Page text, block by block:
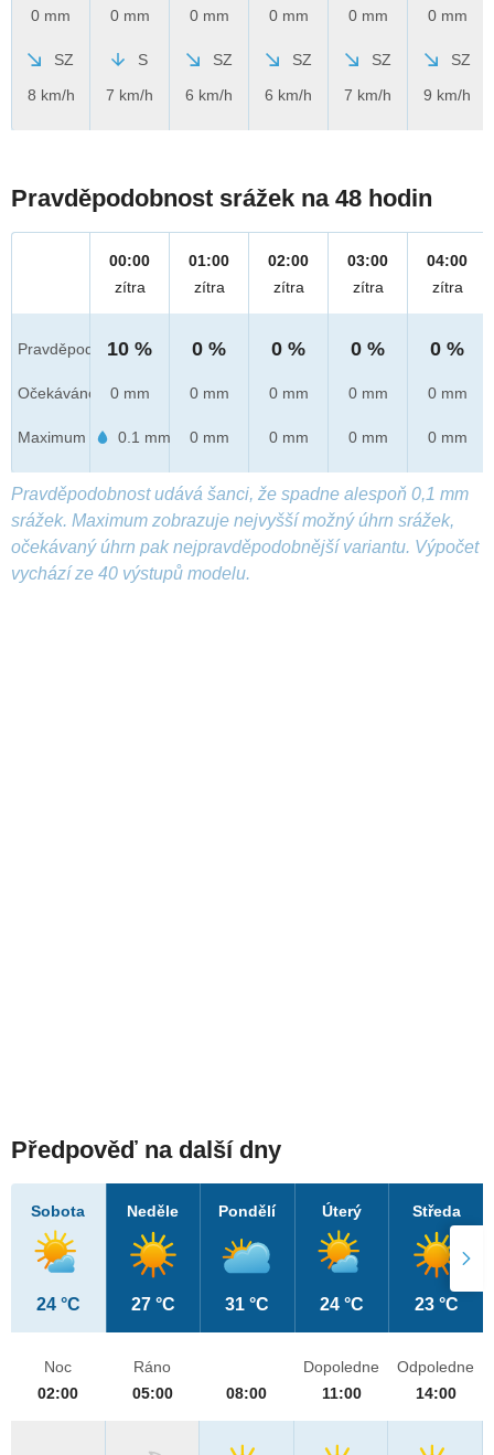
0 mm
SZ
8 km/h
0 mm
S
7 km/h
0 mm
SZ
6 km/h
0 mm
SZ
6 km/h
0 mm
SZ
7 km/h
0 mm
SZ
9 km/h
Pravděpodobnost srážek na 48 hodin
Pravděpod.
Očekáváno
Maximum
00:00
zítra
10 %
0 mm
0.1 mm
01:00
zítra
0 %
0 mm
0 mm
02:00
zítra
0 %
0 mm
0 mm
03:00
zítra
0 %
0 mm
0 mm
04:00
zítra
0 %
0 mm
0 mm
Pravděpodobnost udává šanci, že spadne alespoň 0,1 mm
srážek. Maximum zobrazuje nejvyšší možný úhrn srážek,
očekávaný úhrn pak nejpravděpodobnější variantu. Výpočet
vychází ze 40 výstupů modelu.
Předpověď na další dny
Sobota
24 °C
Neděle
27 °C
Pondělí
31 °C
Úterý
24 °C
Středa
23 °C
Noc
02:00
Ráno
05:00
08:00
Dopoledne
11:00
Odpoledne
14:00